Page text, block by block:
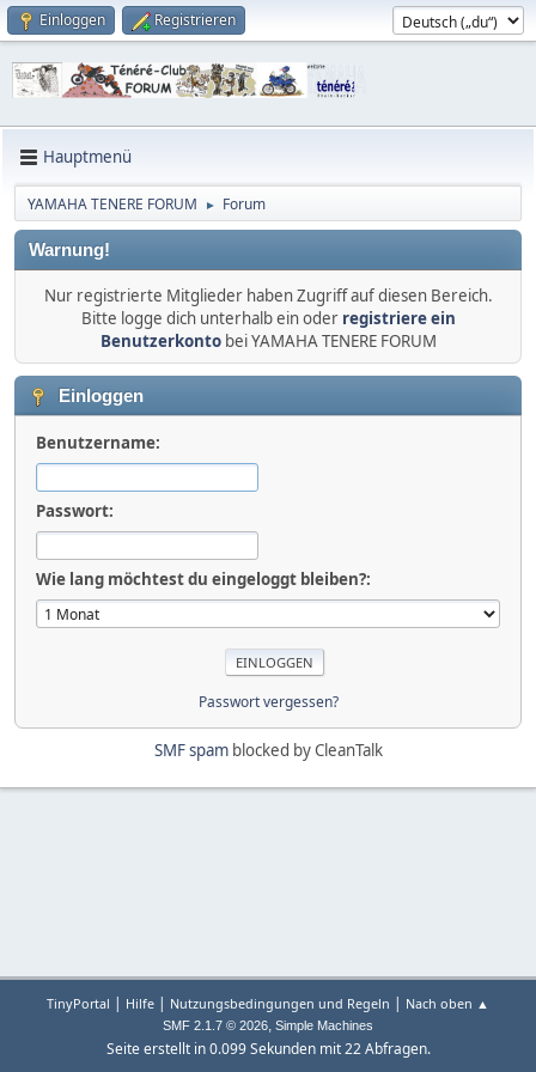
Einloggen Registrieren
Hauptmenü
YAMAHA TENERE FORUM ► Forum
Warnung!
Nur registrierte Mitglieder haben Zugriff auf diesen Bereich.
Bitte logge dich unterhalb ein oder registriere ein
Benutzerkontobei YAMAHA TENERE FORUM
Einloggen
Benutzername:
Passwort:
Wie lang möchtest du eingeloggt bleiben?:
Passwort vergessen?
SMF spamblocked by CleanTalk
TinyPortal | Hilfe | Nutzungsbedingungen und Regeln | Nach oben ▲
SMF 2.1.7 © 2026, Simple Machines
Seite erstellt in 0.099 Sekunden mit 22 Abfragen.